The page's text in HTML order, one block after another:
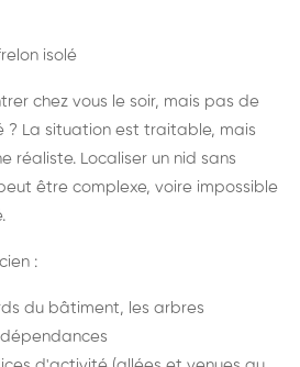
isolé
chez vous le soir, mais pas de
? La situation est traitable, mais
réaliste. Localiser un nid sans
être complexe, voire impossible
:
du bâtiment, les arbres